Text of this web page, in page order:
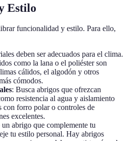
Estilo
funcionalidad y estilo. Para ello,
deben ser adecuados para el clima.
como la lana o el poliéster son
cálidos, el algodón y otros
cómodos.
: Busca abrigos que ofrezcan
resistencia al agua y aislamiento
con forro polar o controles de
excelentes.
abrigo que complemente tu
tu estilo personal. Hay abrigos